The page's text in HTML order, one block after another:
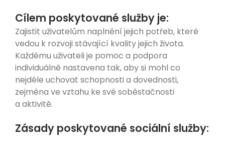
Cílem poskytované služby je:
Zajistit uživatelům naplnění jejich potřeb, které
vedou k rozvoji stávající kvality jejich života.
Každému uživateli je pomoc a podpora
individuálně nastavena tak, aby si mohl co
nejdéle uchovat schopnosti a dovednosti,
zejména ve vztahu ke své soběstačnosti
a aktivitě.
Zásady poskytované sociální služby: